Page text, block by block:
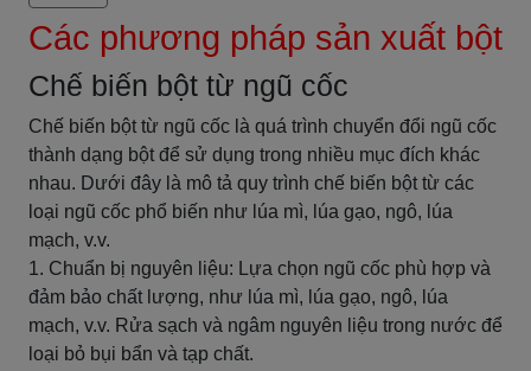
Các phương pháp sản xuất bột
Chế biến bột từ ngũ cốc
Chế biến bột từ ngũ cốc là quá trình chuyển đổi ngũ cốc
thành dạng bột để sử dụng trong nhiều mục đích khác
nhau. Dưới đây là mô tả quy trình chế biến bột từ các
loại ngũ cốc phổ biến như lúa mì, lúa gạo, ngô, lúa
mạch, v.v.
1. Chuẩn bị nguyên liệu: Lựa chọn ngũ cốc phù hợp và
đảm bảo chất lượng, như lúa mì, lúa gạo, ngô, lúa
mạch, v.v. Rửa sạch và ngâm nguyên liệu trong nước để
loại bỏ bụi bẩn và tạp chất.